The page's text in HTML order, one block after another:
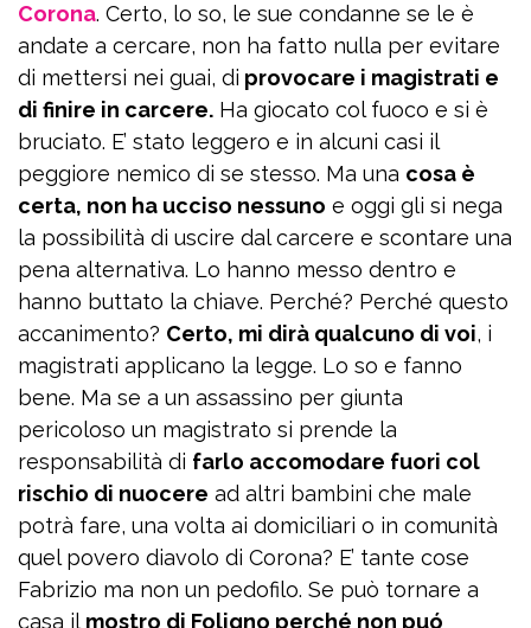
Corona. Certo, lo so, le sue condanne se le è
andate a cercare, non ha fatto nulla per evitare
di mettersi nei guai, di provocare i magistrati e
di finire in carcere. Ha giocato col fuoco e si è
bruciato. E’ stato leggero e in alcuni casi il
peggiore nemico di se stesso. Ma una cosa è
certa, non ha ucciso nessuno e oggi gli si nega
la possibilità di uscire dal carcere e scontare una
pena alternativa. Lo hanno messo dentro e
hanno buttato la chiave. Perché? Perché questo
accanimento? Certo, mi dirà qualcuno di voi, i
magistrati applicano la legge. Lo so e fanno
bene. Ma se a un assassino per giunta
pericoloso un magistrato si prende la
responsabilità di farlo accomodare fuori col
rischio di nuocere ad altri bambini che male
potrà fare, una volta ai domiciliari o in comunità
quel povero diavolo di Corona? E’ tante cose
Fabrizio ma non un pedofilo. Se può tornare a
casa il mostro di Foligno perché non puó